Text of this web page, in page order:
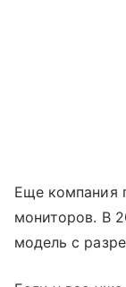
Еще компания
мониторов. В
модель с